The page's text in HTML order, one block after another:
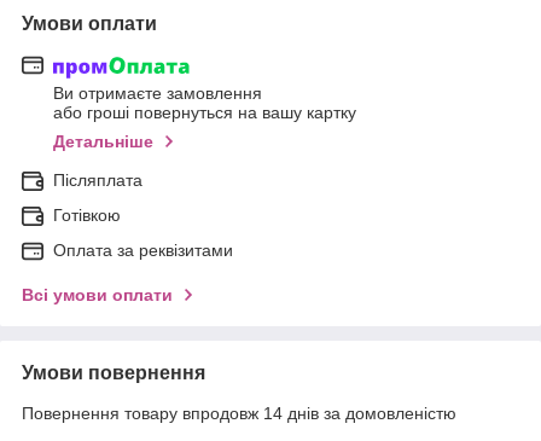
Умови оплати
Ви отримаєте замовлення
або гроші повернуться на вашу картку
Детальніше
Післяплата
Готівкою
Оплата за реквізитами
Всі умови оплати
Умови повернення
Повернення товару впродовж 14 днів за домовленістю